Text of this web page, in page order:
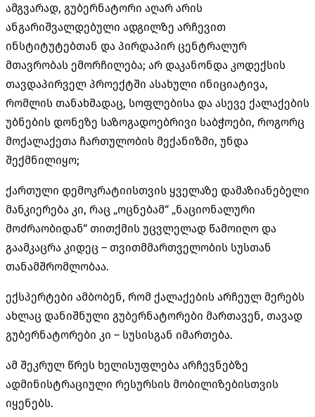
ამგვარად, გუბერნატორი აღარ არის
ანგარიშვალდებული ადგილზე არჩევით
ინსტიტუტებთან და პირდაპირ ცენტრალურ
მთავრობას ემორჩილება; არ დაკანონდა კოდექსის
თავდაპირველ პროექტში ასახული ინიციატივა,
რომლის თანახმადაც, სოფლებისა და ასევე ქალაქების
უბნების დონეზე საზოგადოებრივი საბჭოები, როგორც
მოქალაქეთა ჩართულობის მექანიზმი, უნდა
შექმნილიყო;
ქართული დემოკრატიისთვის ყველაზე დამაზიანებელი
მანკიერება კი, რაც „ოცნებამ“ „ნაციონალური
მოძრაობიდან“ თითქმის უცვლელად წამოიღო და
გაამკაცრა კიდეც – თვითმმართველობის სუსთან
თანამშრომლობაა.
ექსპერტები ამბობენ, რომ ქალაქების არჩეულ მერებს
ახლაც დანიშნული გუბერნატორები მართავენ, თავად
გუბერნატორები კი – სუსისგან იმართება.
ამ შეკრულ წრეს ხელისუფლება არჩევნებზე
ადმინისტრაციული რესურსის მობილიზებისთვის
იყენებს.